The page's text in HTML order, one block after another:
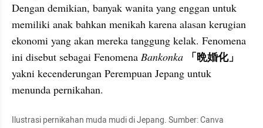
Dengan demikian, banyak wanita yang enggan untuk
memiliki anak bahkan menikah karena alasan kerugian
ekonomi yang akan mereka tanggung kelak. Fenomena
ini disebut sebagai Fenomena Bankonka 「晩婚化」
yakni kecenderungan Perempuan Jepang untuk
menunda pernikahan.
Ilustrasi pernikahan muda mudi di Jepang. Sumber: Canva